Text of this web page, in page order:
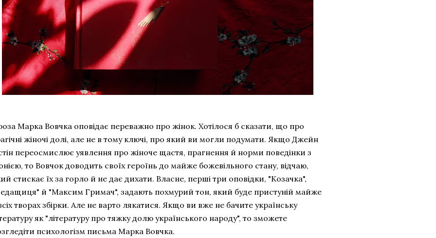
Марка Вовчка оповідає переважно про жінок. Хотілося б сказати, що про
жіночі долі, але не в тому ключі, про який ви могли подумати. Якщо Джейн
переосмислює уявлення про жіноче щастя, прагнення й норми поведінки з
то Вовчок доводить своїх героїнь до майже божевільного стану, відчаю,
стискає їх за горло й не дає дихати. Власне, перші три оповідки, "Козачка",
й "Максим Гримач", задають похмурий тон, який буде пристуній майже
творах збірки. Але не варто лякатися. Якщо ви вже не бачите українську
як "літературу про тяжку долю українського народу", то зможете
психологізм письма Марка Вовчка.